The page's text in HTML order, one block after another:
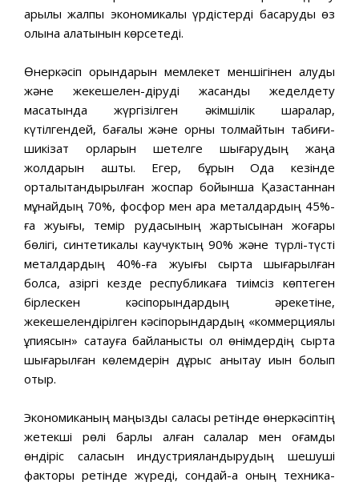
арқылы жалпы экономикалық үрдістерді басқаруды өз
қолына алатынын көрсетеді.
Өнеркəсіп орындарын мемлекет меншігінен алуды
жəне жекешелен-діруді жасанды жеделдету
мақсатында жүргізілген əкімшілік шаралар,
күтілгендей, бағалы жəне орны толмайтын табиғи-
шикізат қорларын шетелге шығарудың жаңа
жолдарын ашты. Егер, бұрын Одақ кезінде
орталықтандырылған жоспар бойынша Қазақстаннан
мұнайдың 70%, фосфор мен қара металдардың 45%-
ға жуығы, темір рудасының жартысынан жоғары
бөлігі, синтетикалық каучуктың 90% жəне түрлі-түсті
металдардың 40%-ға жуығы сыртқа шығарылған
болса, қазіргі кезде республикаға тиімсіз көптеген
бірлескен кəсіпорындардың əрекетіне,
жекешелендірілген кəсіпорындардың «коммерциялық
құпиясын» сақтауға байланысты ол өнімдердің сыртқа
шығарылған көлемдерін дұрыс анықтау қиын болып
отыр.
Экономиканың маңызды саласы ретінде өнеркəсіптің
жетекші рөлі барлық қалған салалар мен қоғамдық
өндіріс саласын индустрияландырудың шешуші
факторы ретінде жүреді, сондай-ақ оның техника-